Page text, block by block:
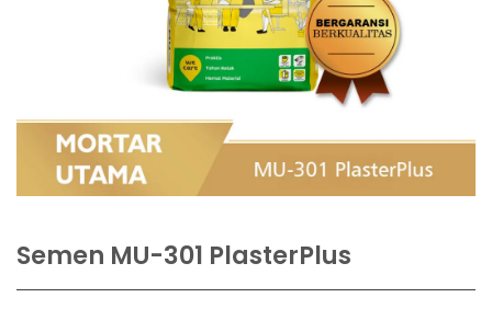
Semen MU-301 PlasterPlus